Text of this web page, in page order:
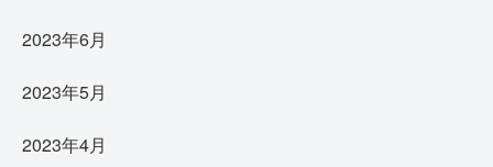
2023年6月
2023年5月
2023年4月